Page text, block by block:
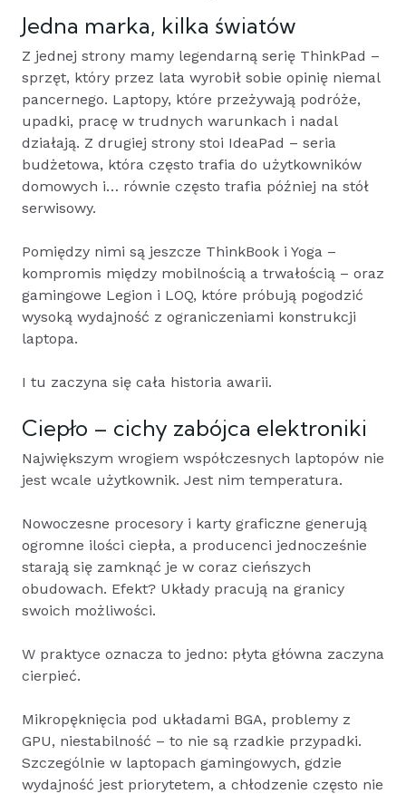
Jedna marka, kilka światów
Z jednej strony mamy legendarną serię ThinkPad –
sprzęt, który przez lata wyrobił sobie opinię niemal
pancernego. Laptopy, które przeżywają podróże,
upadki, pracę w trudnych warunkach i nadal
działają. Z drugiej strony stoi IdeaPad – seria
budżetowa, która często trafia do użytkowników
domowych i… równie często trafia później na stół
serwisowy.
Pomiędzy nimi są jeszcze ThinkBook i Yoga –
kompromis między mobilnością a trwałością – oraz
gamingowe Legion i LOQ, które próbują pogodzić
wysoką wydajność z ograniczeniami konstrukcji
laptopa.
I tu zaczyna się cała historia awarii.
Ciepło – cichy zabójca elektroniki
Największym wrogiem współczesnych laptopów nie
jest wcale użytkownik. Jest nim temperatura.
Nowoczesne procesory i karty graficzne generują
ogromne ilości ciepła, a producenci jednocześnie
starają się zamknąć je w coraz cieńszych
obudowach. Efekt? Układy pracują na granicy
swoich możliwości.
W praktyce oznacza to jedno: płyta główna zaczyna
cierpieć.
Mikropęknięcia pod układami BGA, problemy z
GPU, niestabilność – to nie są rzadkie przypadki.
Szczególnie w laptopach gamingowych, gdzie
wydajność jest priorytetem, a chłodzenie często nie